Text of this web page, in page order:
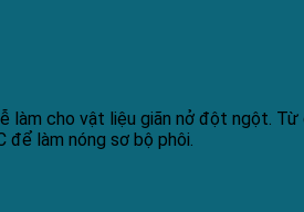
làm cho vật liệu giãn nở đột ngột.
để làm nóng sơ bộ phôi.